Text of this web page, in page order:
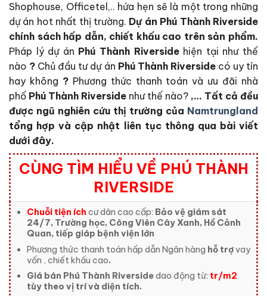
Shophouse, Officetel,.. hứa hẹn sẽ là một trong những
dự án hot nhất thị trường. Dự án Phú Thành Riverside
chính sách hấp dẫn, chiết khấu cao trên sản phẩm.
Pháp lý dự án Phú Thành Riverside hiện tại như thế
nào ? Chủ đầu tư dự án Phú Thành Riverside có uy tín
hay không ? Phương thức thanh toán và ưu đãi nhà
phố Phú Thành Riverside như thế nào? ,… Tất cả đều
được ngũ nghiên cứu thị trường của Namtrungland
tổng hợp và cập nhật liên tục thông qua bài viết
dưới đây.
CÙNG TÌM HIỂU VỀ PHÚ THÀNH
RIVERSIDE
Chuỗi tiện ích cư dân cao cấp: Bảo vệ giám sát
24/7, Trường học, Công Viên Cây Xanh, Hồ Cảnh
Quan, tiếp giáp bệnh viện lớn
Phương thức thanh toán hấp dẫn Ngân hàng hỗ trợvay
vốn , chiết khấu cao.
Giá bán Phú Thành Riversidedao động từ: tr/m2
tùy theo vị trí và diện tích.